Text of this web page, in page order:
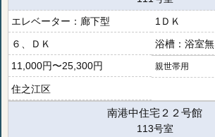
廊下型
1ＤＫ
６、ＤＫ
浴室無
11,000円〜25,300円
親世帯用
住之江区
南港中住宅２２号館
113号室